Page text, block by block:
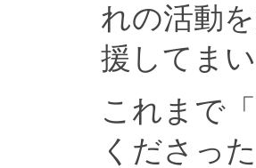
れの活動
援してまい
これまで
くださっ